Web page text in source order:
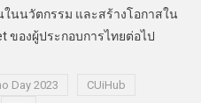
นนวัตกรรม และสร้างโอกาสใน
ของผู้ประกอบการไทยต่อไป
Day 2023
CUiHub